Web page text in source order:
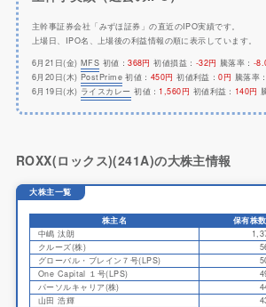
主幹事証券会社「みずほ証券」の直近のIPO実績です。
上場日、IPO名、上場後の利益情報の順に表示しています。
6月21日(金) MFS 初値：368円 初値損益： -32円 騰落率： -
6月20日(木) PostPrime 初値： 450円 初値利益：0円 騰落率：
6月19日(水) ライスカレー 初値： 1,560円 初値利益： 140円
ROXX(ロックス)(241A)の大株主情報
大株主一覧
株主名 保有株数
中嶋 汰朗
クルーズ(株)
グローバル・ブレイン７号(LPS)
One Capital １号(LPS)
パーソルキャリア(株)
山田 浩輝